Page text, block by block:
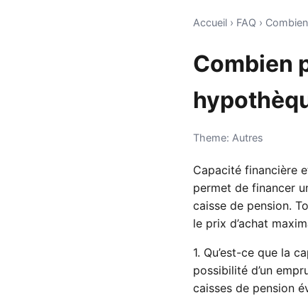
Accueil › FAQ ›
Combien
Theme: Autres
Capacité financière
permet de financer
caisse de pension.
le prix d’achat
1. Qu’est-ce que la
possibilité d’un
caisses de pension